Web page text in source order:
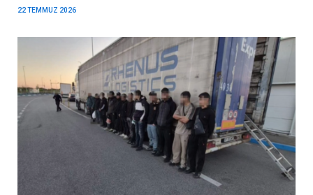
22 TEMMUZ 2026